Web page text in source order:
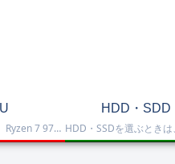
Ryzen 5 5500GT、Ryzen 7 9700X、Ryzen 7 9800X3D、Core Ultra 7 265K、Core i5-12400などを掲載したCPU一覧です。性能・価格・用途を比較しながら、自作PCやゲーミング向けの最適な1台を選べます。
HDD・SDD